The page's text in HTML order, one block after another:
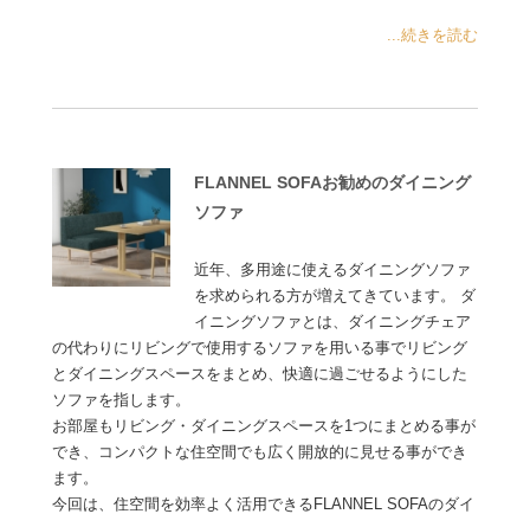
...続きを読む
FLANNEL SOFAお勧めのダイニング
ソファ
近年、多用途に使えるダイニングソファ
を求められる方が増えてきています。 ダ
イニングソファとは、ダイニングチェア
の代わりにリビングで使用するソファを用いる事でリビング
とダイニングスペースをまとめ、快適に過ごせるようにした
ソファを指します。
お部屋もリビング・ダイニングスペースを1つにまとめる事が
でき、コンパクトな住空間でも広く開放的に見せる事ができ
ます。
今回は、住空間を効率よく活用できるFLANNEL SOFAのダイ